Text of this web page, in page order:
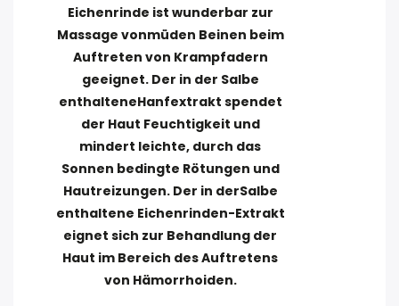
Eichenrinde ist wunderbar zur
Massage vonmüden Beinen beim
Auftreten von Krampfadern
geeignet. Der in der Salbe
enthalteneHanfextrakt spendet
der Haut Feuchtigkeit und
mindert leichte, durch das
Sonnen bedingte Rötungen und
Hautreizungen. Der in derSalbe
enthaltene Eichenrinden-Extrakt
eignet sich zur Behandlung der
Haut im Bereich des Auftretens
von Hämorrhoiden.